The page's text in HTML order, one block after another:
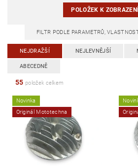
POLOŽEK K
FILTR PODLE PARAMETRŮ,
NEJDRAŽŠÍ NEJLEVNĚJŠÍ
ABECEDNĚ
55 položek celkem
Novinka
Originál Mototechna